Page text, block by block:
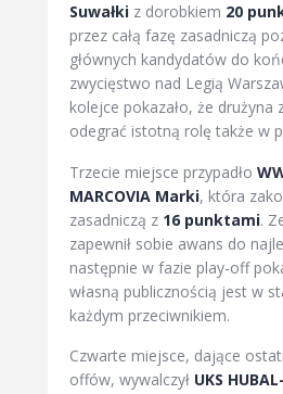
Suwałki z dorobkiem 20
przez całą fazę zasadniczą
głównych kandydatów do
zwycięstwo nad Legią
kolejce pokazało, że drużyna
odegrać istotną rolę także w
Trzecie miejsce przypadło
MARCOVIA Marki, która
zasadniczą z 16 punktami.
zapewnił sobie awans do
następnie w fazie play-off
własną publicznością jest w
każdym przeciwnikiem.
Czwarte miejsce, dające
offów, wywalczył UKS